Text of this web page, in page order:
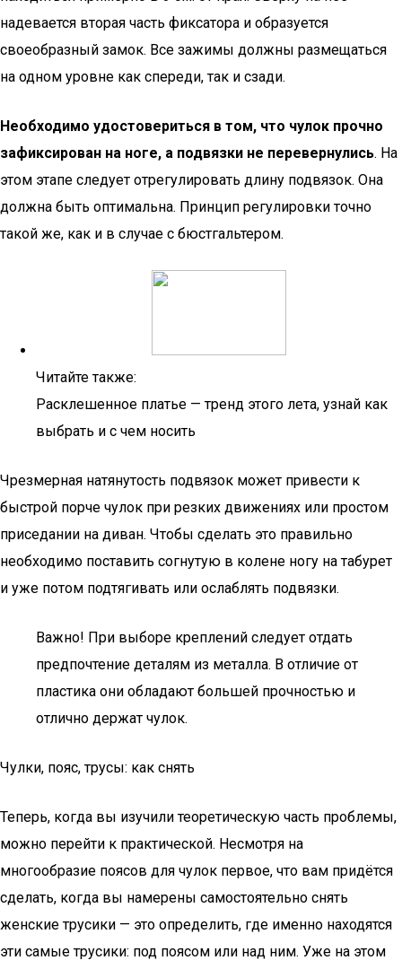
надевается вторая часть фиксатора и образуется
своеобразный замок. Все зажимы должны размещаться
на одном уровне как спереди, так и сзади.
Необходимо удостовериться в том, что чулок прочно
зафиксирован на ноге, а подвязки не перевернулись. На
этом этапе следует отрегулировать длину подвязок. Она
должна быть оптимальна. Принцип регулировки точно
такой же, как и в случае с бюстгальтером.
Читайте также:
Расклешенное платье — тренд этого лета, узнай как
выбрать и с чем носить
Чрезмерная натянутость подвязок может привести к
быстрой порче чулок при резких движениях или простом
приседании на диван. Чтобы сделать это правильно
необходимо поставить согнутую в колене ногу на табурет
и уже потом подтягивать или ослаблять подвязки.
Важно! При выборе креплений следует отдать
предпочтение деталям из металла. В отличие от
пластика они обладают большей прочностью и
отлично держат чулок.
Чулки, пояс, трусы: как снять
Теперь, когда вы изучили теоретическую часть проблемы,
можно перейти к практической. Несмотря на
многообразие поясов для чулок первое, что вам придётся
сделать, когда вы намерены самостоятельно снять
женские трусики — это определить, где именно находятся
эти самые трусики: под поясом или над ним. Уже на этом